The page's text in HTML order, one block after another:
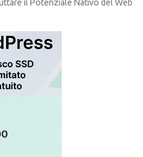
il Potenziale Nativo del Web